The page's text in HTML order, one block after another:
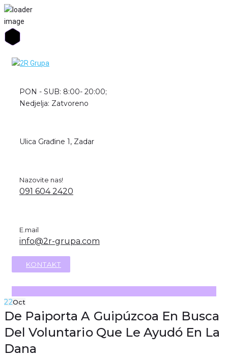
Skip
PON - SUB: 8:00- 20:00;
Nedjelja: Zatvoreno
Ulica Građine 1, Zadar
Nazovite nas!
091 604 2420
E.mail
info@2r-grupa.com
KONTAKT
22Oct
De Paiporta A Guipúzcoa En Busca
Del Voluntario Que Le Ayudó En La
Dana